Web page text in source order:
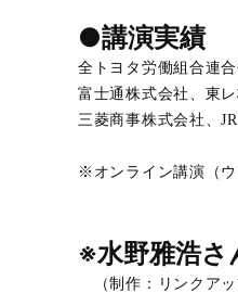
●講演実績
全トヨタ労働組合連
富士通株式会社、東
三菱商事株式会社、
※オンライン講演（
※水野雅浩さ
（制作：リンクア